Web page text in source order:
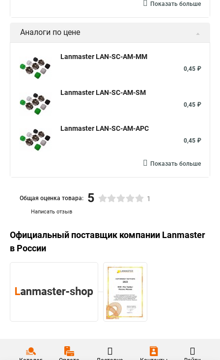
Показать больше
Аналоги по цене
Lanmaster LAN-SC-AM-MM
0,45 ₽
Lanmaster LAN-SC-AM-SM
0,45 ₽
Lanmaster LAN-SC-AM-APC
0,45 ₽
Показать больше
Написать отзыв
Общая оценка товара: 5 1
Официальный поставщик компании Lanmaster
в России